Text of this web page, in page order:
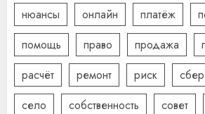
нюансы
онлайн платёж
помощь
право продажа
расчёт
ремонт риск сбер
село
собственность совет